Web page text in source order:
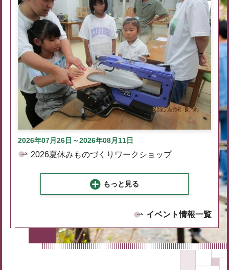
2026年07月26日～2026年08月11日
2026夏休みものづくりワークショップ
もっと見る
イベント情報一覧